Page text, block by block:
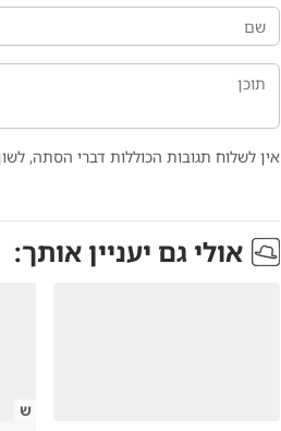
אין לשלוח תגובות הכוללות דברי הסתה,
אולי גם יעניין אותך:
ש